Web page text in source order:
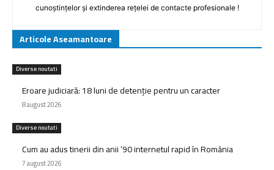
cunoștințelor și extinderea rețelei de contacte profesionale !
Articole Aseamantoare
Diverse noutati
Eroare judiciară: 18 luni de detenție pentru un caracter
8 august 2026
Diverse noutati
Cum au adus tinerii din anii ’90 internetul rapid în România
7 august 2026